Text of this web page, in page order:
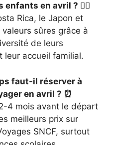
enfants en avril ? 🤹‍♂️
Rica, le Japon et
valeurs sûres grâce à
de leurs
leur accueil familial.
faut-il réserver à
en avril ? ⏰
4 mois avant le départ
meilleurs prix sur
SNCF, surtout